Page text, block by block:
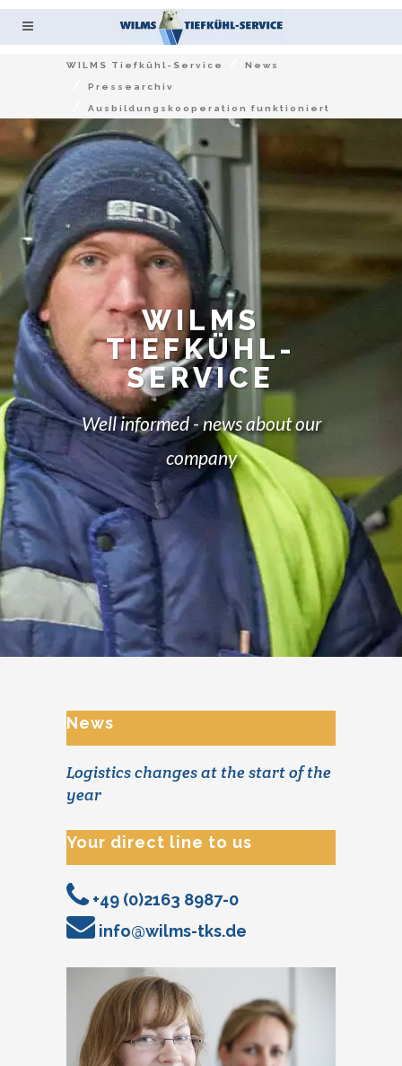
WILMS Tiefkühl-Service News
Pressearchiv
Ausbildungskooperation funktioniert
WILMS
TIEFKÜHL-
SERVICE
Well informed - news about our
company
News
Logistics changes at the start of the
year
Your direct line to us
+49 (0)2163 8987-0
info@wilms-tks.de